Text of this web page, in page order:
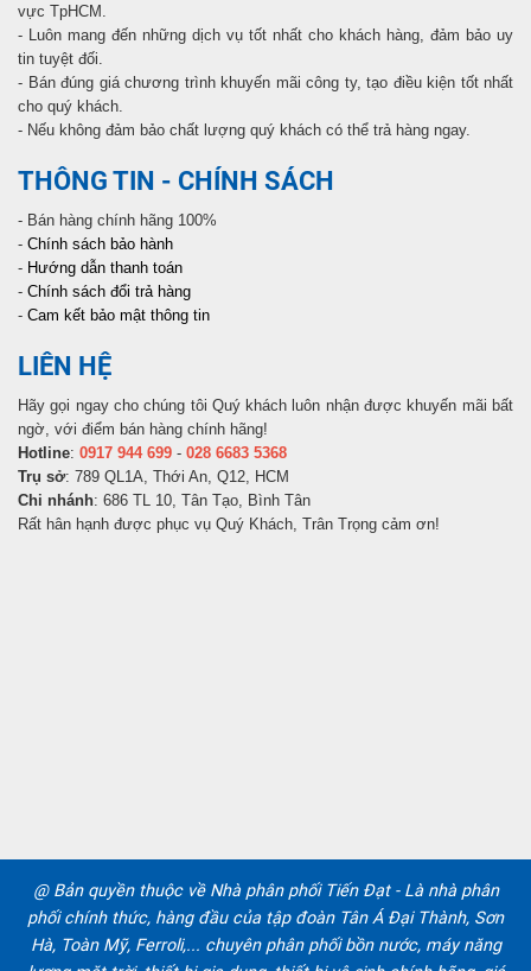
vực TpHCM.
- Luôn mang đến những dịch vụ tốt nhất cho khách hàng, đảm bảo uy
tin tuyệt đối.
- Bán đúng giá chương trình khuyến mãi công ty, tạo điều kiện tốt nhất
cho quý khách.
- Nếu không đảm bảo chất lượng quý khách có thể trả hàng ngay.
THÔNG TIN - CHÍNH SÁCH
- Bán hàng chính hãng 100%
- Chính sách bảo hành
- Hướng dẫn thanh toán
- Chính sách đổi trả hàng
- Cam kết bảo mật thông tin
LIÊN HỆ
Hãy gọi ngay cho chúng tôi Quý khách luôn nhận được khuyến mãi bất
ngờ, với điểm bán hàng chính hãng!
Hotline: 0917 944 699 - 028 6683 5368
Trụ sở: 789 QL1A, Thới An, Q12, HCM
Chi nhánh: 686 TL 10, Tân Tạo, Bình Tân
Rất hân hạnh được phục vụ Quý Khách, Trân Trọng cảm ơn!
@ Bản quyền thuộc về Nhà phân phối Tiến Đạt - Là nhà phân
phối chính thức, hàng đầu của tập đoàn Tân Á Đại Thành, Sơn
Hà, Toàn Mỹ, Ferroli,... chuyên phân phối bồn nước, máy năng